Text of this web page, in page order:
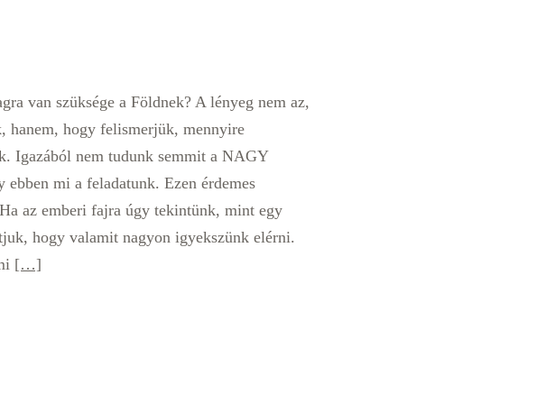
van szüksége a Földnek? A lényeg nem az,
hanem, hogy felismerjük, mennyire
Igazából nem tudunk semmit a NAGY
ebben mi a feladatunk. Ezen érdemes
az emberi fajra úgy tekintünk, mint egy
hogy valamit nagyon igyekszünk elérni.
[…]